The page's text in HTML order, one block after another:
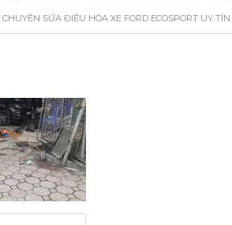
SỬA ĐIỀU HÒA XE FORD ECOSPORT UY